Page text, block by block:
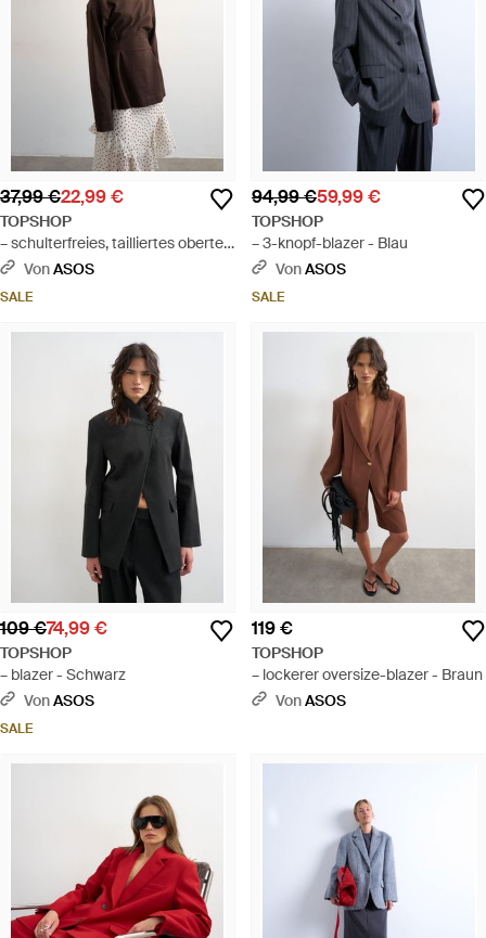
37,99 €22,99 €
TOPSHOP
– schulterfreies, tailliertes oberteil
- Braun
VonASOS
SALE
94,99 €59,99 €
TOPSHOP
– 3-knopf-blazer - Blau
VonASOS
SALE
109 €74,99 €
TOPSHOP
– blazer - Schwarz
VonASOS
SALE
119 €
TOPSHOP
– lockerer oversize-blazer - Braun
VonASOS